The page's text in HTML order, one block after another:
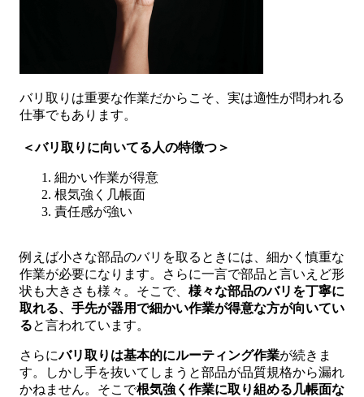
バリ取りは重要な作業だからこそ、実は適性が問われる
仕事でもあります。
＜バリ取りに向いてる人の特徴つ＞
細かい作業が得意
根気強く几帳面
責任感が強い
例えば小さな部品のバリを取るときには、細かく慎重な
作業が必要になります。さらに一言で部品と言いえど形
状も大きさも様々。そこで、 様々な部品のバリを丁寧に
取れる、手先が器用で細かい作業が得意な方が向いてい
ると言われています。
さらにバリ取りは基本的にルーティング作業が続きま
す。しかし手を抜いてしまうと部品が品質規格から漏れ
かねません。そこで根気強く作業に取り組める几帳面な